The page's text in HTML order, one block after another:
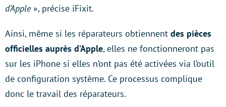
d’Apple», précise iFixit.
Ainsi, même si les réparateurs obtiennent des pièces
officielles auprès d’Apple, elles ne fonctionneront pas
sur les iPhone si elles n’ont pas été activées via l’outil
de configuration système. Ce processus complique
donc le travail des réparateurs.